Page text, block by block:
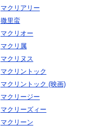
マクリアリー
撒里蛮
マクリオー
マクリ属
マクリヌス
マクリントック
マクリントック (映画)
マクリージー
マクリーズィー
マクリーン